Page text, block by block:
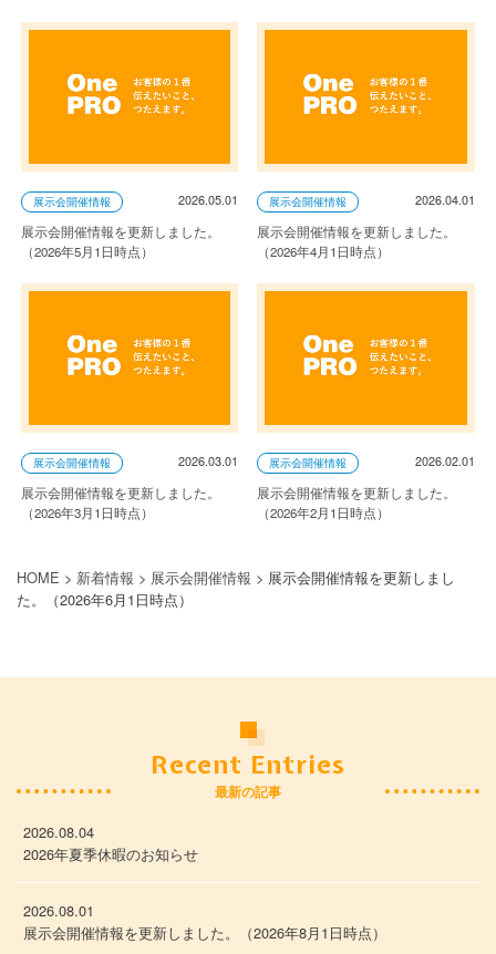
展示会開催情報 2026.05.01
展示会開催情報を更新しました。
（2026年5月1日時点）
展示会開催情報 2026.04.01
展示会開催情報を更新しました。
（2026年4月1日時点）
展示会開催情報 2026.03.01
展示会開催情報を更新しました。
（2026年3月1日時点）
展示会開催情報 2026.02.01
展示会開催情報を更新しました。
（2026年2月1日時点）
HOME > 新着情報 > 展示会開催情報 > 展示会開催情報を更新しまし
た。（2026年6月1日時点）
Recent Entries
最新の記事
2026.08.04
2026年夏季休暇のお知らせ
2026.08.01
展示会開催情報を更新しました。（2026年8月1日時点）